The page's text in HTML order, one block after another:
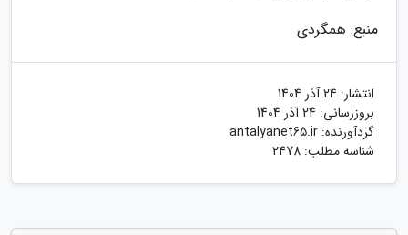
منبع: همگردی
انتشار: 24 آذر 1404
بروزرسانی: 24 آذر 1404
گردآورنده: antalyanet65.ir
شناسه مطلب: 2478